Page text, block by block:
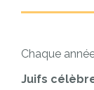
Chaque
Juifs